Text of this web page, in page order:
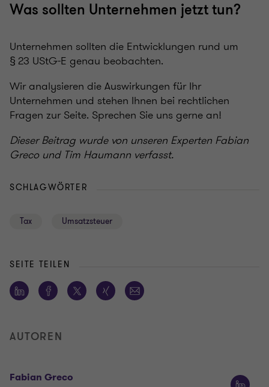
Was sollten Unternehmen jetzt tun?
Unternehmen sollten die Entwicklungen rund um
§ 23 UStG-E genau beobachten.
Wir analysieren die Auswirkungen für Ihr
Unternehmen und stehen Ihnen bei rechtlichen
Fragen zur Seite. Sprechen Sie uns gerne an!
Dieser Beitrag wurde von unseren Experten Fabian
Greco und Tim Haumann verfasst.
SCHLAGWÖRTER
Tax Umsatzsteuer
SEITE TEILEN
AUTOREN
Fabian Greco